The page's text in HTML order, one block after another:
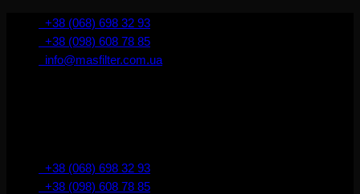
İçeriğe+38 (068) 698 32 93
+38 (098) 608 78 85
info@masfilter.com.ua
+38 (068) 698 32 93
+38 (098) 608 78 85